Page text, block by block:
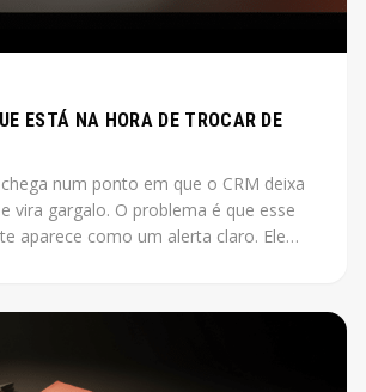
ESTÁ NA HORA DE TROCAR DE
num ponto em que o CRM deixa
vira gargalo. O problema é que esse
aparece como um alerta claro. Ele